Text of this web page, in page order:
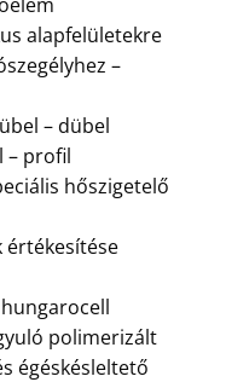
alapfelületekre
–
– dübel
– profil
hőszigetelő
értékesítése
polimerizált
égéskésleltető